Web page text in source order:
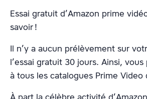
Essai gratuit d’Amazon prime
savoir !
Il n’y a aucun prélèvement sur
l’essai gratuit 30 jours. Ainsi,
à tous les catalogues Prime Video